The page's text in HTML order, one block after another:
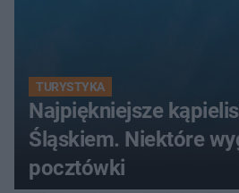
TURYSTYKA
Najpiękniejsze
Śląskiem. Niektóre
pocztówki